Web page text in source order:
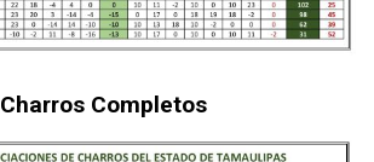
Charros Completos